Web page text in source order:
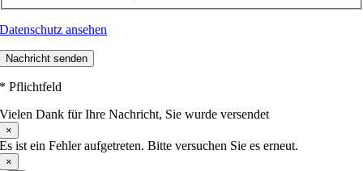
Datenschutz ansehen
Nachricht senden
* Pflichtfeld
Vielen Dank für Ihre Nachricht, Sie wurde versendet
×
Es ist ein Fehler aufgetreten. Bitte versuchen Sie es erneut.
×